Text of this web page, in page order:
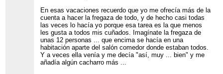
En esas vacaciones recuerdo que yo me ofrecía más de la
cuenta a hacer la fregaza de todo, y de hecho casi todas
las veces lo hacía yo porque esa tarea es la que menos
les gusta a todos mis cuñados. Imagínate la fregaza de
unas 12 personas ... que encima se hacía en una
habitación aparte del salón comedor donde estaban todos.
Y a veces ella venía y me decía "así, muy ... bien" y me
añadía algún cacharro más ...